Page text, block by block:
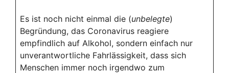
Es ist noch nicht einmal die (unbelegte)
Begründung, das Coronavirus reagiere
empfindlich auf Alkohol, sondern einfach nur
unverantwortliche Fahrlässigkeit, dass sich
Menschen immer noch irgendwo zum